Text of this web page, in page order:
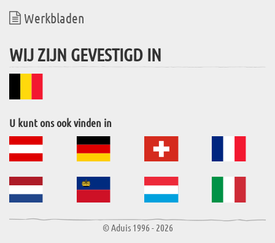
Werkbladen
WIJ ZIJN GEVESTIGD IN
U kunt ons ook vinden in
© Aduis 1996 - 2026